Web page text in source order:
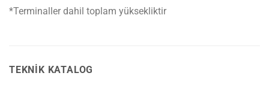
*Terminaller dahil toplam yüksekliktir
TEKNIK KATALOG